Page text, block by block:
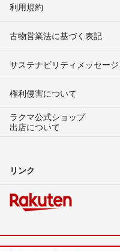
利用規約
古物営業法に基づく表記
サステナビリティメッセージ
権利侵害について
ラクマ公式ショップ
出店について
リンク